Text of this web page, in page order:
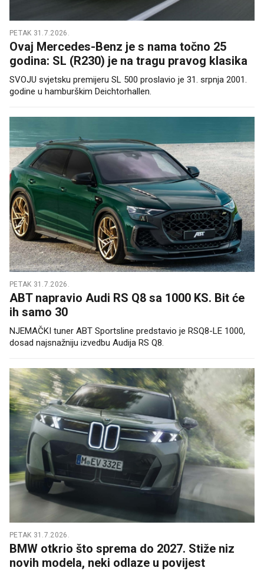
PETAK 31.7.2026.
Ovaj Mercedes-Benz je s nama točno 25
godina: SL (R230) je na tragu pravog klasika
SVOJU svjetsku premijeru SL 500 proslavio je 31. srpnja 2001.
godine u hamburškim Deichtorhallen.
PETAK 31.7.2026.
ABT napravio Audi RS Q8 sa 1000 KS. Bit će
ih samo 30
NJEMAČKI tuner ABT Sportsline predstavio je RSQ8-LE 1000,
dosad najsnažniju izvedbu Audija RS Q8.
PETAK 31.7.2026.
BMW otkrio što sprema do 2027. Stiže niz
novih modela, neki odlaze u povijest